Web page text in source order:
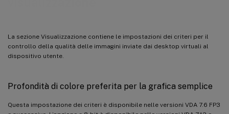
La sezione Visualizzazione contiene le impostazioni dei criteri per il
controllo della qualità delle immagini inviate dai desktop virtuali al
dispositivo utente.
Profondità di colore preferita per la grafica semplice
Questa impostazione dei criteri è disponibile nelle versioni VDA 7.6 FP3